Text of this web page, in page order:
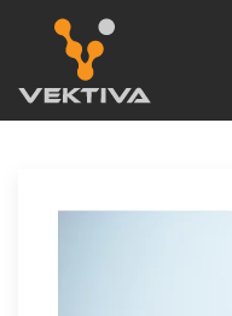
Skip to main content